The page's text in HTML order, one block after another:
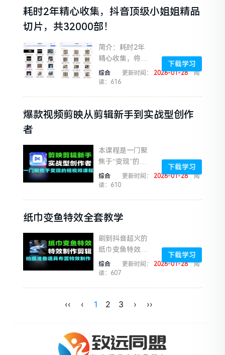
不搞占有式的
爱。书里面有超
多沟通、避...
耗时2年精心收集，抖音顶级小姐姐精品
切片，共32000部！
简介：耗时2年
精心收集，将抖
音上那些让人心
跳加速、看过就
打包在这里了，
综合 更新时间： 2026-01-28阅
读：616
下载学习
爆款视频剪映从剪辑新手到实战型创作
者
本课程是一门聚
焦于“变现”的短
视频全链路实战
课程。课程采用
块：剪辑技能与
映会...
综合 更新时间： 2026-01-28阅
读：610
下载学习
纸巾变鱼特效全套教学
刷到抖音超火的
纸巾变鱼特效是
不是超惊艳？想
拍同款发圈、发
专业剪辑、懂复
综合 更新时间： 2026-01-28阅
读：607
下载学习
‹‹ ‹ 1 2 3 › ››